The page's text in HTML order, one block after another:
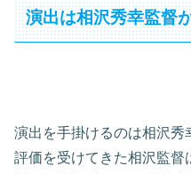
演出は相沢秀幸監督
演出を手掛けるのは相沢秀
評価を受けてきた相沢監督